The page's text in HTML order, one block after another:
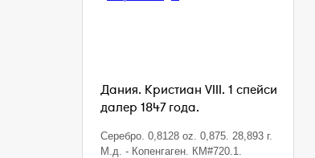
Дания. Кристиан VIII. 1 спейси
далер 1847 года.
Серебро. 0,8128 oz. 0,875. 28,893 г.
М.д. - Копенгаген. КМ#720.1.